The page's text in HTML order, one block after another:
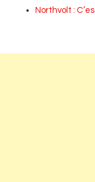
Northvolt :